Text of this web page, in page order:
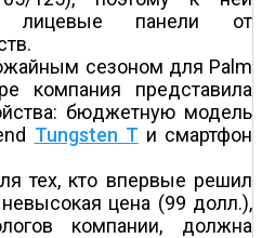
лицевые панели от
сезоном для Palm
компания представила
бюджетную модель
Tungsten T и смартфон
тех, кто впервые решил
цена (99 долл.),
компании, должна